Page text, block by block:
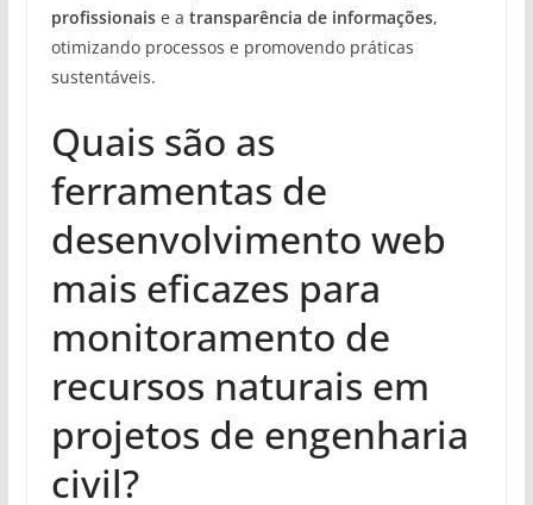
profissionaise a transparência de informações,
otimizando processos e promovendo práticas
sustentáveis.
Quais são as
ferramentas de
desenvolvimento web
mais eficazes para
monitoramento de
recursos naturais em
projetos de engenharia
civil?